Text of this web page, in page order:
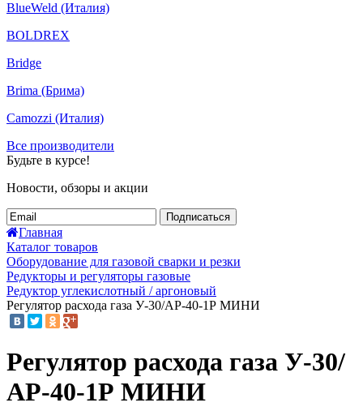
BlueWeld (Италия)
BOLDREX
Bridge
Brima (Брима)
Camozzi (Италия)
Все производители
Будьте в курсе!
Новости, обзоры и акции
Подписаться
Главная
Каталог товаров
Оборудование для газовой сварки и резки
Редукторы и регуляторы газовые
Редуктор углекислотный / аргоновый
Регулятор расхода газа У-30/АР-40-1Р МИНИ
Регулятор расхода газа У-30/
АР-40-1Р МИНИ